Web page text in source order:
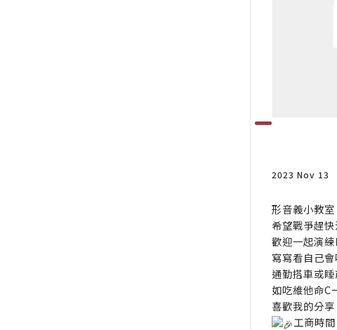
2023 Nov 13
形音義小教室
希望戰爭趕
歡迎一起演練
寫寫看自己會
通勤搭車或
如吃維他命C
喜歡我的分
工商時